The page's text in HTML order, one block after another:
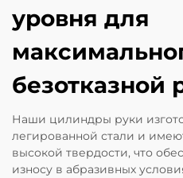
уровня для
безотказной
Наши цилиндры руки
легированной стали и
высокой твердости, что
износу в абразивных